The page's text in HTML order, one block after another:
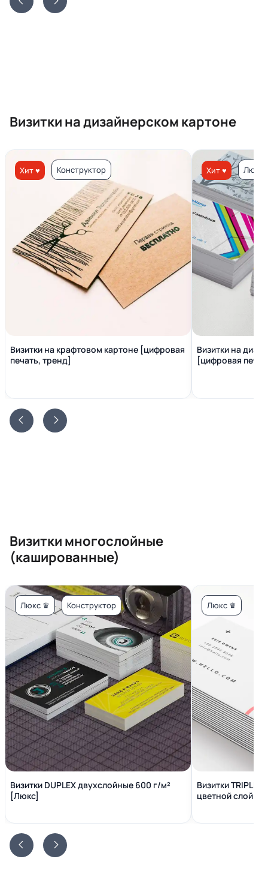
Визитки на дизайнерском картоне
Хит ♥ Конструктор
Визитки на крафтовом картоне [цифровая
печать, тренд]
Хит ♥ Люкс
Визитки на
[цифровая
Визитки многослойные
(кашированные)
Люкс ♛ Конструктор
Визитки DUPLEX двухслойные 600 г/м²
[Люкс]
Люкс ♛
Визитки
цветной слой